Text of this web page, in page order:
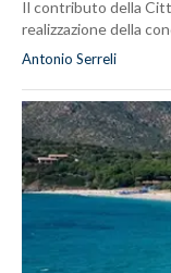
Il contributo della
realizzazione della
Antonio Serreli